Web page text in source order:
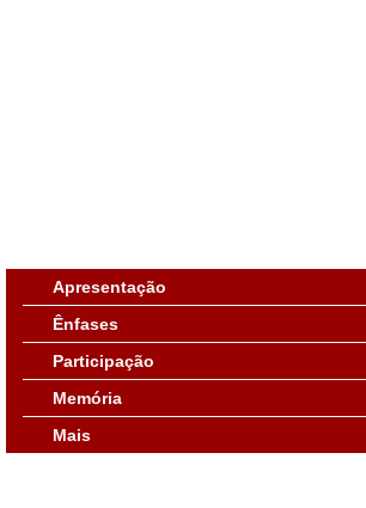
Apresentação
Ênfases
Participação
Memória
Mais